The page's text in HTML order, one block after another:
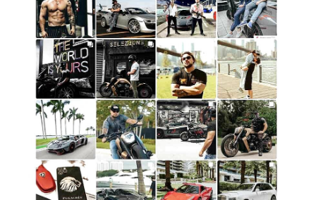
Mercedes-Benz resalta tu buen gusto y deseo de
excelencia. Es la manera perfecta de hacer una declaración,
agregando confianza y encanto a tu presencia.
Organizar Una Sesión De Fotos Elegante
El Mercedes-Benz no es solo un coche; es un elemento de
estilo. Este coche luce fantástico en fotos, añadiendo
elegancia y prestigio a cualquier imagen. Si deseas actualizar
tu álbum o crear contenido para las redes sociales, un
Mercedes-Benz es el fondo perfecto. Añade sofisticación y
hace que tus imágenes sean realmente impresionantes,
destacando tu individualidad y sentido del estilo.